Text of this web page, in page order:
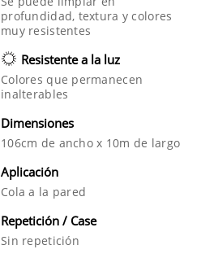
profundidad, textura y colores
muy resistentes
Resistente a la luz
Colores que permanecen
inalterables
Dimensiones
106cm de ancho x 10m de largo
Aplicación
Cola a la pared
Repetición / Case
Sin repetición